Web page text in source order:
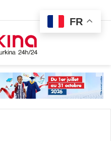
FR